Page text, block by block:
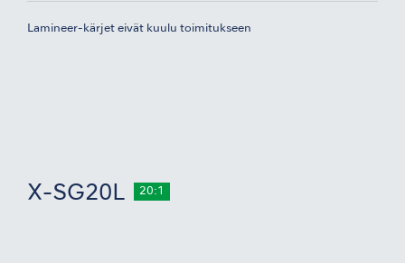
Lamineer-kärjet eivät kuulu toimitukseen
X-SG20L 20:1